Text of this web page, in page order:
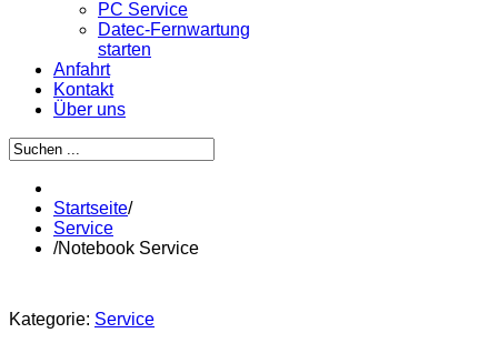
PC Service
Datec-Fernwartung
starten
Anfahrt
Kontakt
Über uns
Startseite/
Service
/Notebook Service
Kategorie: Service